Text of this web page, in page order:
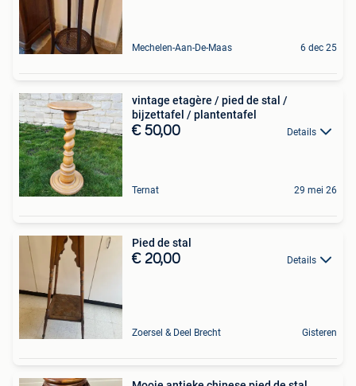
Mechelen-Aan-De-Maas 6 dec 25
vintage etagère / pied de stal /
bijzettafel / plantentafel
€ 50,00 Details
Ternat 29 mei 26
Pied de stal
€ 20,00 Details
Zoersel & Deel Brecht Gisteren